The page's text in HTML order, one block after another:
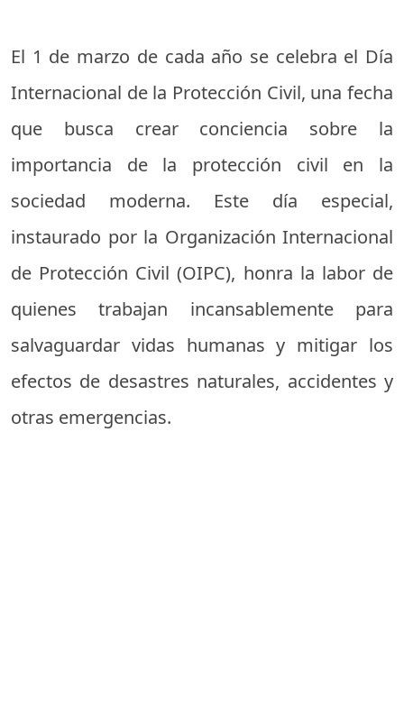
El 1 de marzo de cada año se celebra el Día
Internacional de la Protección Civil, una fecha
que busca crear conciencia sobre la
importancia de la protección civil en la
sociedad moderna. Este día especial,
instaurado por la Organización Internacional
de Protección Civil (OIPC), honra la labor de
quienes trabajan incansablemente para
salvaguardar vidas humanas y mitigar los
efectos de desastres naturales, accidentes y
otras emergencias.